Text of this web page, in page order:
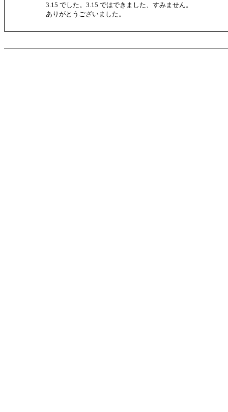
3.15 でした。3.15 ではできました、すみません。
ありがとうございました。